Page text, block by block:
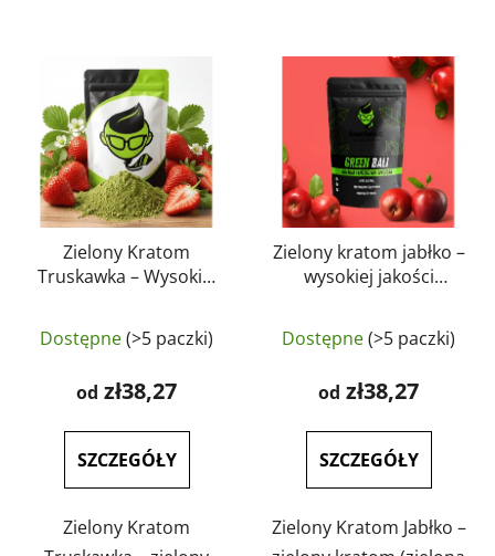
Zielony Kratom
Truskawka – Wysokiej
GreenGuru
Dostępne(>5 paczki)
od zł38,27
SZCZEGÓŁY
Zielony Kratom
Zielony kratom jabłko –
wysokiej jakości
owocowym aromacie |
GreenGuru
Dostępne(>5 paczki)
od zł38,27
SZCZEGÓŁY
Zielony Kratom Jabłko –